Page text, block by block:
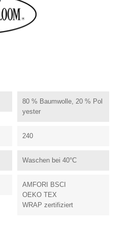
80 % Baumwolle, 20 % Pol
yester
240
Waschen bei 40°C
AMFORI BSCI
OEKO TEX
WRAP zertifiziert